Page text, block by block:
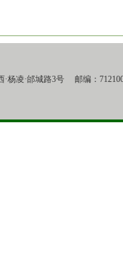
·杨凌·邰城路3号 邮编：